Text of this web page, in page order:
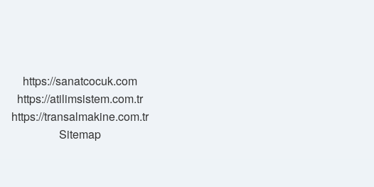
https://sanatcocuk.com
https://atilimsistem.com.tr
https://transalmakine.com.tr
Sitemap